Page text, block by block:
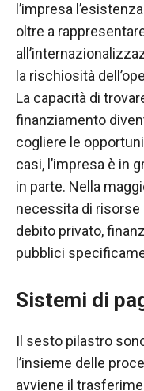
l’impresa
oltre a
la rischiosità
La capacità di
finanziamento
cogliere le
casi, l’impresa è in
in parte. Nella
necessita di risorse
debito privato,
pubblici
Sistemi di
Il sesto pilastro
l’insieme delle
avviene il